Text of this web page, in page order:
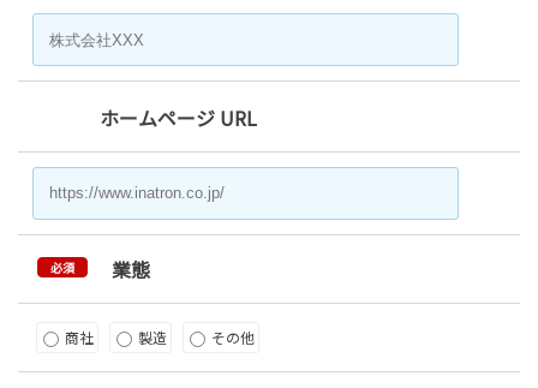
ホームページ URL
必須 業態
商社 製造 その他